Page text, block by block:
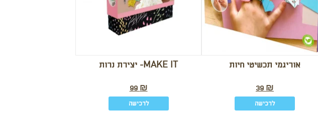
אוריגמי תכשיטי חיות
39 ₪
לרכישה
MAKE IT- יצירת נרות
99 ₪
לרכישה